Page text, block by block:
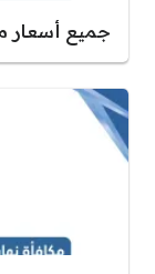
جميع أسعار